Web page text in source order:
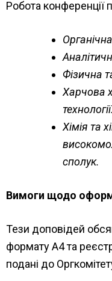
Робота конференції
Фізична
Харчова
технології.
Хімія та
сполук.
Вимоги щодо
Тези доповідей
формату А4 та
подані до